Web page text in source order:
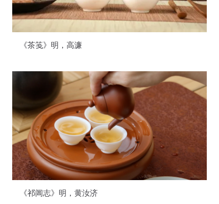
《茶笺》明，高濂
《祁阊志》明，黄汝济